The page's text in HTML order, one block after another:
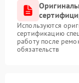
Используются
сертификацию
работу после
обязательств